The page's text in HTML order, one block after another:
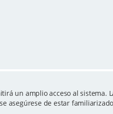
un amplio acceso al sistema.
asegúrese de estar